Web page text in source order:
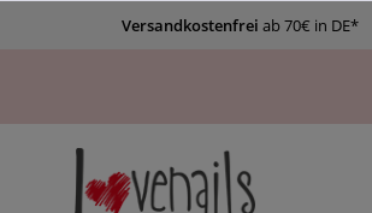
Versandkostenfrei ab 70€ in DE*